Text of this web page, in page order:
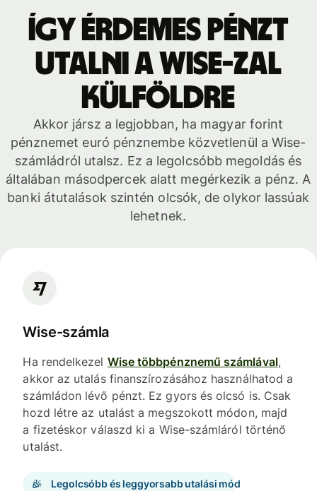
Így érdemes pénzt
utalni a Wise-zal
külföldre
Akkor jársz a legjobban, ha magyar forint
pénznemet euró pénznembe közvetlenül a Wise-
számládról utalsz. Ez a legolcsóbb megoldás és
általában másodpercek alatt megérkezik a pénz. A
banki átutalások szintén olcsók, de olykor lassúak
lehetnek.
Wise-számla
Ha rendelkezel Wise többpénznemű számlával,
akkor az utalás finanszírozásához használhatod a
számládon lévő pénzt. Ez gyors és olcsó is. Csak
hozd létre az utalást a megszokott módon, majd
a fizetéskor válaszd ki a Wise-számláról történő
utalást.
Legolcsóbb és leggyorsabb utalási mód